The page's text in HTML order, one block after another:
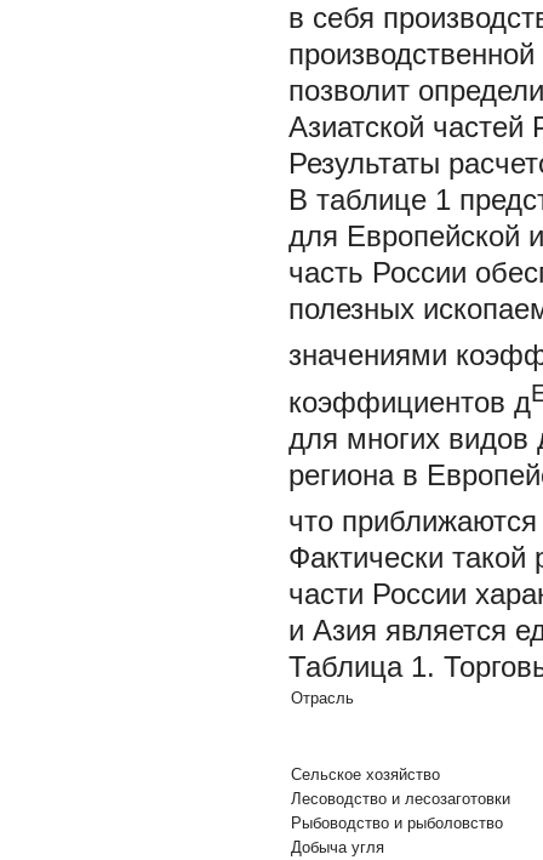
в себя
позволит
Азиатской частей
Результаты
В таблице 1
для Европейской
часть России
полезных
значениями
коэффициентов д
для многих
региона в
что
Фактически такой
части России
и Азия является
Таблица 1.
Отрасль
Сельское хозяйство
Лесоводство и лесозаготовки
Рыбоводство и рыболовство
Добыча угля